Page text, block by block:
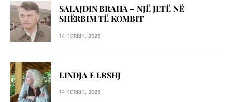
SALAJDIN BRAHA – NJЁ JETЁ NЁ
SHЁRBIM TЁ KOMBIT
14 KORRIK, 2026
LINDJA E LRSHJ
14 KORRIK, 2026